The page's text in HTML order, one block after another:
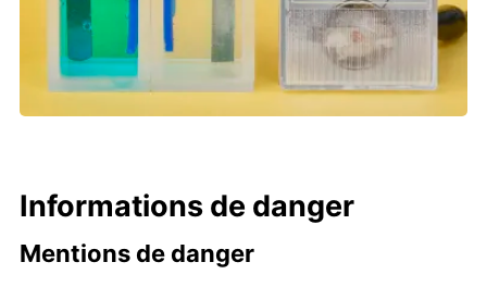
Informations de danger
Mentions de danger